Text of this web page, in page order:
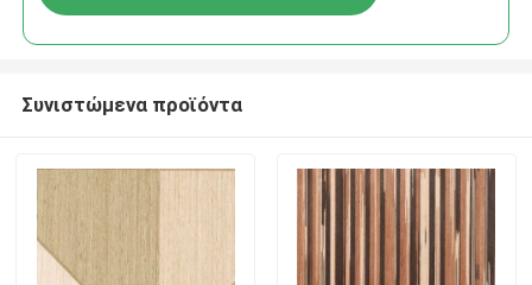
Συνιστώμενα προϊόντα